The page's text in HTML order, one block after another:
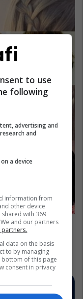
to use
following
advertising and
and
a device
information from
other device
with 369
and our partners
partners.
data on the basis
to by managing
of this page
consent in privacy